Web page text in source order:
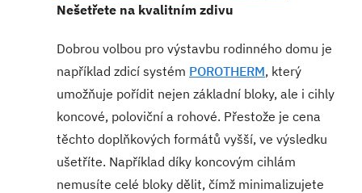
Nešetřete na kvalitním zdivu
Dobrou volbou pro výstavbu rodinného domu je
například zdicí systém POROTHERM, který
umožňuje pořídit nejen základní bloky, ale i cihly
koncové, poloviční a rohové. Přestože je cena
těchto doplňkových formátů vyšší, ve výsledku
ušetříte. Například díky koncovým cihlám
nemusíte celé bloky dělit, čímž minimalizujete